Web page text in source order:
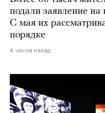
подали заявление на
С мая их
порядке
6 часов назад